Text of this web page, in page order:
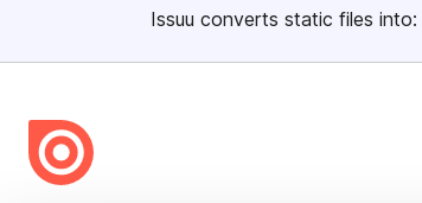
Issuu converts static files into: